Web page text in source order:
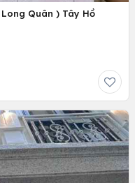
Quân ) Tây Hồ